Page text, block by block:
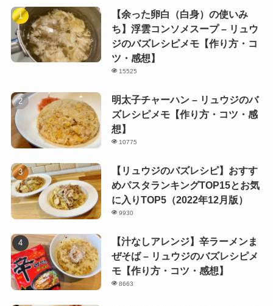
【余った卵白（白身）の使いみ
ち】浮雲コンソメスープ – リュウ
ジのバズレシピメモ【作り方・コ
ツ・感想】
15525
明太子チャーハン – リュウジのバ
ズレシピメモ【作り方・コツ・感
想】
10775
【リュウジのバズレシピ】おすす
めパスタランキングTOP15とお気
に入りTOP5（2022年12月版）
9930
【汁なしアレンジ】辛ラーメンま
ぜそば – リュウジのバズレシピメ
モ【作り方・コツ・感想】
8663